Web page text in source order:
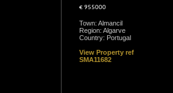
€ 955000
Town: Almancil
Region: Algarve
Country: Portugal
View Property ref
SMA11682